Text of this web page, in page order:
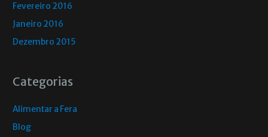
Fevereiro 2016
Janeiro 2016
Dezembro 2015
Categorias
Alimentar a Fera
Blog